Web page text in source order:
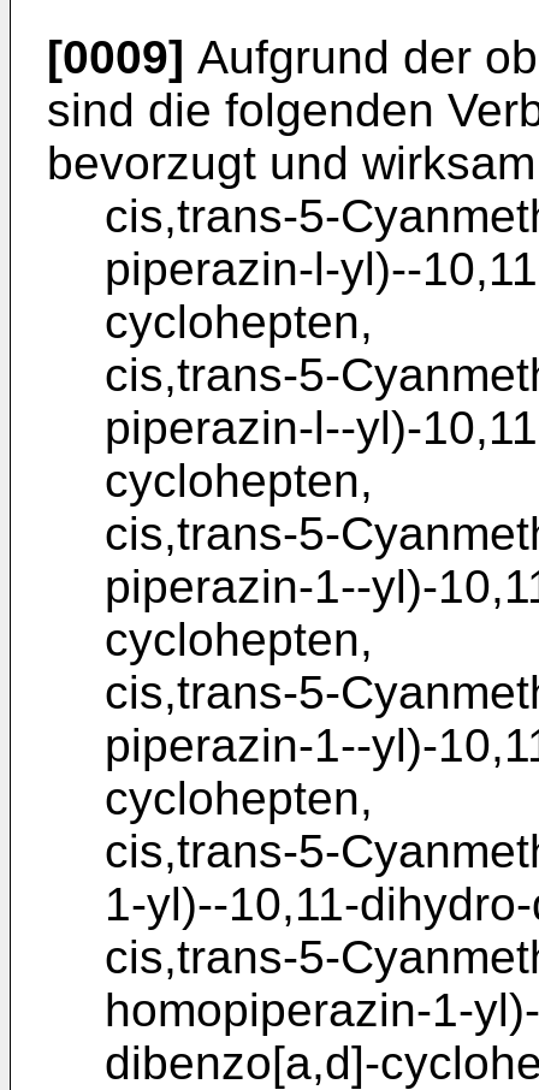
[0009] Aufgrund der
sind die folgenden
bevorzugt und
cis,trans-5-
piperazin-l-yl)--
cyclohepten,
cis,trans-5-
piperazin-l--yl)-
cyclohepten,
cis,trans-5-
piperazin-1--yl)-
cyclohepten,
cis,trans-5-
piperazin-1--yl)-
cyclohepten,
cis,trans-5-
1-yl)--10,11-
cis,trans-5-
homopiperazin-1-
dibenzo[a,d]-